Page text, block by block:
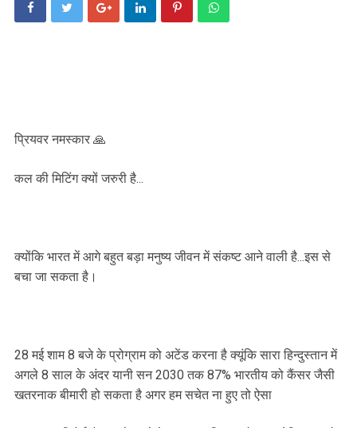
प्रियवर नमस्कार 🙏
कल की मिटिंग क्यों जरुरी है...
क्योंकि भारत में आगे बहुत बड़ा मनुष्य जीवन में संकष्ट आने वाली है...इस से
बचा जा सकता है।
28 मई शाम 8 बजे के प्रोग्राम को अटेंड करना है क्यूंकि सारा हिन्दुस्तान में
अगले 8 साल के अंदर यानी सन 2030 तक 87% भारतीय को कैंसर जैसी
खतरनाक बीमारी हो सकता है अगर हम सचेत ना हुए तो ऐसा